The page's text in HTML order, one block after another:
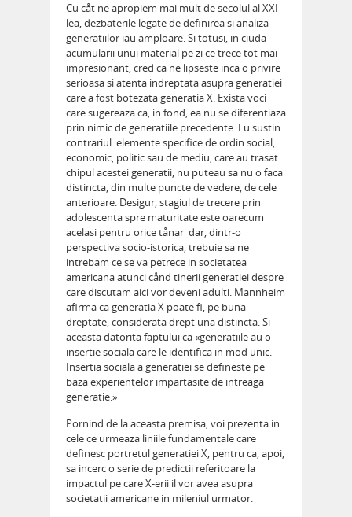
Cu cåt ne apropiem mai mult de secolul al XXI-
lea, dezbaterile legate de definirea si analiza
generatiilor iau amploare. Si totusi, in ciuda
acumularii unui material pe zi ce trece tot mai
impresionant, cred ca ne lipseste inca o privire
serioasa si atenta indreptata asupra generatiei
care a fost botezata generatia X. Exista voci
care sugereaza ca, in fond, ea nu se diferentiaza
prin nimic de generatiile precedente. Eu sustin
contrariul: elemente specifice de ordin social,
economic, politic sau de mediu, care au trasat
chipul acestei generatii, nu puteau sa nu o faca
distincta, din multe puncte de vedere, de cele
anterioare. Desigur, stagiul de trecere prin
adolescenta spre maturitate este oarecum
acelasi pentru orice tånar  dar, dintr-o
perspectiva socio-istorica, trebuie sa ne
intrebam ce se va petrece in societatea
americana atunci cånd tinerii generatiei despre
care discutam aici vor deveni adulti. Mannheim
afirma ca generatia X poate fi, pe buna
dreptate, considerata drept una distincta. Si
aceasta datorita faptului ca «generatiile au o
insertie sociala care le identifica in mod unic.
Insertia sociala a generatiei se defineste pe
baza experientelor impartasite de intreaga
generatie.»
Pornind de la aceasta premisa, voi prezenta in
cele ce urmeaza liniile fundamentale care
definesc portretul generatiei X, pentru ca, apoi,
sa incerc o serie de predictii referitoare la
impactul pe care X-erii il vor avea asupra
societatii americane in mileniul urmator.